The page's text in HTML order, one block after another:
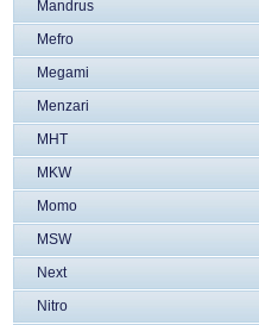
Mandrus
Mefro
Megami
Menzari
MHT
MKW
Momo
MSW
Next
Nitro